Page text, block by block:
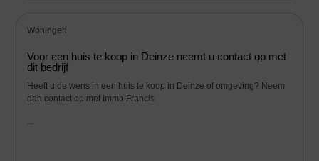
Woningen
Voor een huis te koop in Deinze neemt u contact op met
dit bedrijf
Heeft u de wens in een huis te koop in Deinze of omgeving? Neem
dan contact op met Immo Francis
...